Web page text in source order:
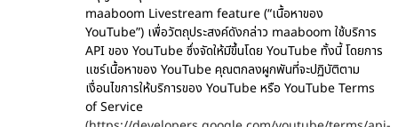
maaboom Livestream feature (“เนื้อหาของ
YouTube”) เพื่อวัตถุประสงค์ดังกล่าว maaboom ใช้บริการ
API ของ YouTube ซึ่งจัดให้มีขึ้นโดย YouTube ทั้งนี้ โดยการ
แชร์เนื้อหาของ YouTube คุณตกลงผูกพันที่จะปฏิบัติตาม
เงื่อนไขการให้บริการของ YouTube หรือ YouTube Terms
of Service